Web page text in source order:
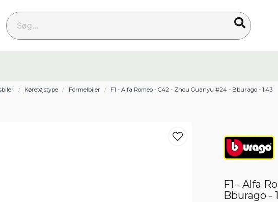
Søg...
Køretøjstype Formelbiler F1 - Alfa Romeo - C42 - Zhou Guanyu #24 - Bburago - 1:43
F1 - Alfa
Bburago -